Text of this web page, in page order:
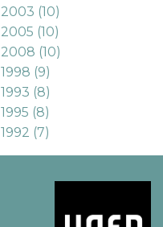
2003 (10)
2005 (10)
2008 (10)
1998 (9)
1993 (8)
1995 (8)
1992 (7)